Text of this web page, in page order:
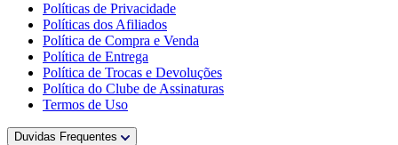
Políticas de Privacidade
Políticas dos Afiliados
Política de Compra e Venda
Política de Entrega
Política de Trocas e Devoluções
Política do Clube de Assinaturas
Termos de Uso
Duvidas Frequentes